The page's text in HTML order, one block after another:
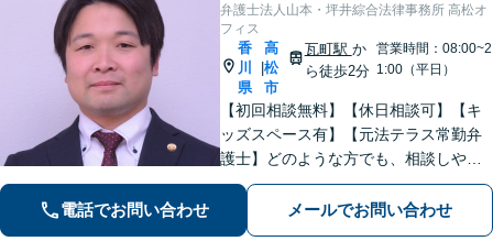
弁護士法人山本・坪井綜合法律事務所 高松オ
フィス
香
川
県
高
松
市
瓦町駅 か
ら徒歩2分
営業時間：08:00~2
1:00（平日）
【初回相談無料】【休日相談可】【キ
ッズスペース有】【元法テラス常勤弁
護士】どのような方でも、相談しやす
い環境を整えています。依頼者様に寄
り添った対応を心がけています。【離
婚・男女問題】DV被害へ積極的に対
電話でお問い合わせ メールでお問い合わせ